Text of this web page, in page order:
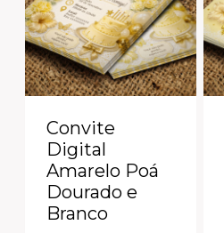
Convite
Digital
Amarelo Poá
Dourado e
Branco